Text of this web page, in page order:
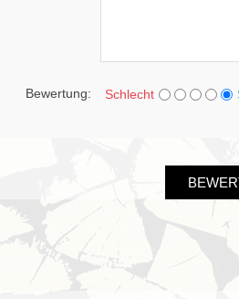
Bewertung: Schlecht